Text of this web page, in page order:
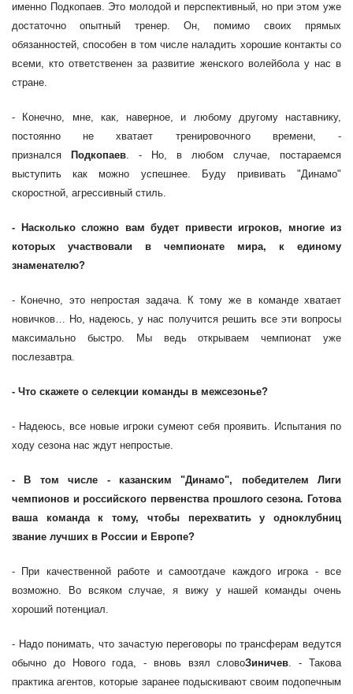
именно Подкопаев. Это молодой и перспективный, но при этом уже
достаточно опытный тренер. Он, помимо своих прямых
обязанностей, способен в том числе наладить хорошие контакты со
всеми, кто ответственен за развитие женского волейбола у нас в
стране.
- Конечно, мне, как, наверное, и любому другому наставнику,
постоянно не хватает тренировочного времени, -
признался
Подкопаев. - Но, в любом случае, постараемся
выступить как можно успешнее. Буду прививать "Динамо"
скоростной, агрессивный стиль.
- Насколько сложно вам будет привести игроков, многие из
которых участвовали в чемпионате мира, к единому
знаменателю?
- Конечно, это непростая задача. К тому же в команде хватает
новичков… Но, надеюсь, у нас получится решить все эти вопросы
максимально быстро. Мы ведь открываем чемпионат уже
послезавтра.
- Что скажете о селекции команды в межсезонье?
- Надеюсь, все новые игроки сумеют себя проявить. Испытания по
ходу сезона нас ждут непростые.
- В том числе - казанским "Динамо", победителем Лиги
чемпионов и российского первенства прошлого сезона. Готова
ваша команда к тому, чтобы перехватить у одноклубниц
звание лучших в России и Европе?
- При качественной работе и самоотдаче каждого игрока - все
возможно. Во всяком случае, я вижу у нашей команды очень
хороший потенциал.
- Надо понимать, что зачастую переговоры по трансферам ведутся
обычно до Нового года, - вновь взял словоЗиничев. - Такова
практика агентов, которые заранее подыскивают своим подопечным